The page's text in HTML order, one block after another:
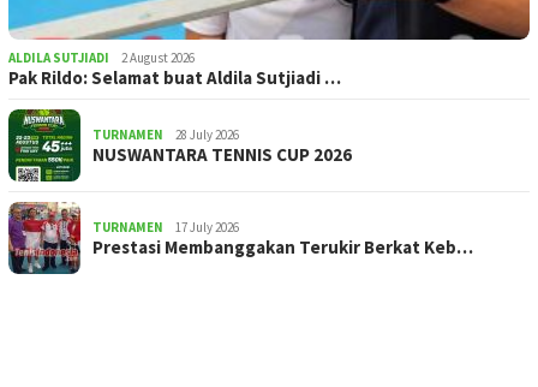
ALDILA SUTJIADI 2 August 2026
Pak Rildo: Selamat buat Aldila Sutjiadi …
TURNAMEN 28 July 2026
NUSWANTARA TENNIS CUP 2026
TURNAMEN 17 July 2026
Prestasi Membanggakan Terukir Berkat Keb…